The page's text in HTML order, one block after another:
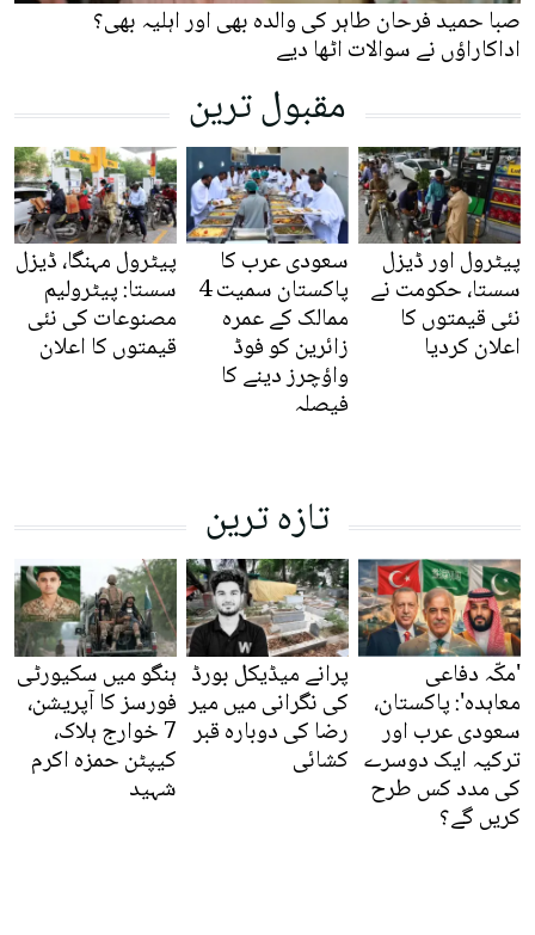
صبا حمید فرحان طاہر کی والدہ بھی اور اہلیہ بھی؟
اداکاراؤں نے سوالات اٹھا دیے
مقبول ترین
پیٹرول اور ڈیزل
سستا، حکومت نے
نئی قیمتوں کا
اعلان کردیا
سعودی عرب کا
پاکستان سمیت 4
ممالک کے عمرہ
زائرین کو فوڈ
واؤچرز دینے کا
فیصلہ
پیٹرول مہنگا، ڈیزل
سستا: پیٹرولیم
مصنوعات کی نئی
قیمتوں کا اعلان
تازہ ترین
'مکّہ دفاعی
معاہدہ': پاکستان،
سعودی عرب اور
ترکیہ ایک دوسرے
کی مدد کس طرح
کریں گے؟
پرانے میڈیکل بورڈ
کی نگرانی میں میر
رضا کی دوبارہ قبر
کشائی
ہنگو میں سکیورٹی
فورسز کا آپریشن،
7 خوارج ہلاک،
کیپٹن حمزہ اکرم
شہید